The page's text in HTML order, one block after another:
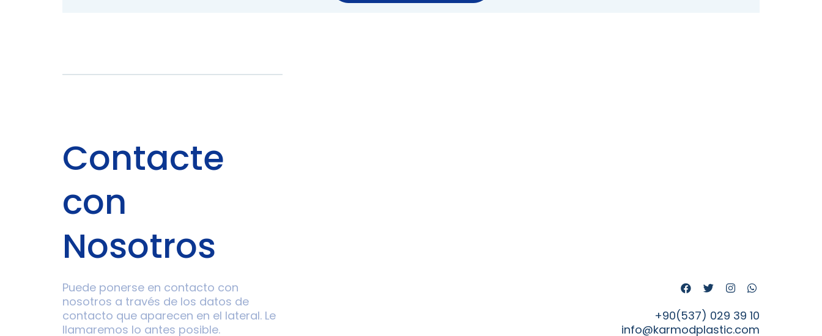
Contacte
con
Nosotros
Puede ponerse en contacto con
nosotros a través de los datos de
contacto que aparecen en el lateral. Le
llamaremos lo antes posible.
+90(537) 029 39 10
info@karmodplastic.com